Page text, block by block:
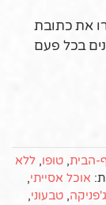
את כתובת
בכל פעם
הבית, טופו, ללא
אוכל אסייתי,
ג'פניקה, טבעוני,